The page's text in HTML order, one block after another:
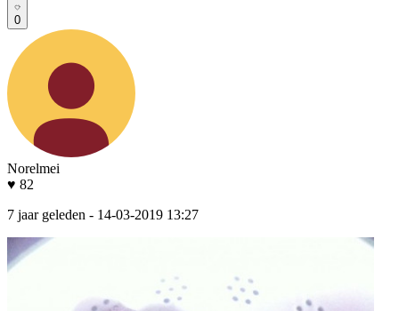
0
Norelmei
♥ 82
7 jaar geleden - 14-03-2019 13:27